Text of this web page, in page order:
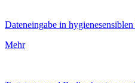
Dateneingabe in
Mehr